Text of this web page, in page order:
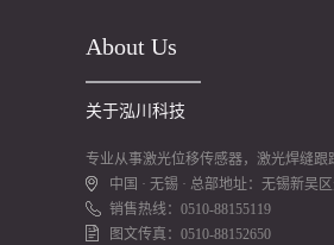
About Us
关于泓川科技
专业从事激光位移传感器，激光焊缝跟
中国 · 无锡 · 总部地址：无锡新吴
销售热线：0510-88155119
图文传真：0510-88152650